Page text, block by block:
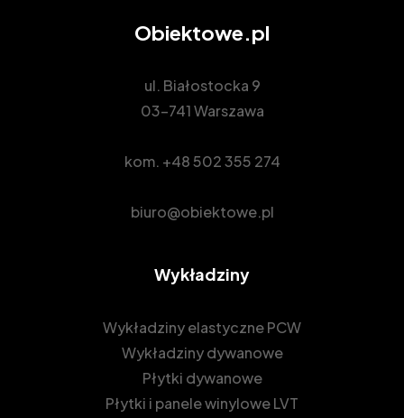
Obiektowe.pl
ul. Białostocka 9
03-741 Warszawa
kom. +48 502 355 274
biuro@obiektowe.pl
Wykładziny
Wykładziny elastyczne PCW
Wykładziny dywanowe
Płytki dywanowe
Płytki i panele winylowe LVT